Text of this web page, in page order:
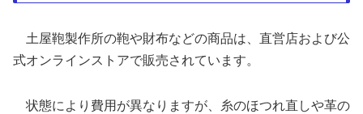
土屋鞄製作所の鞄や財布などの商品は、直営店および公
式オンラインストアで販売されています。
状態により費用が異なりますが、糸のほつれ直しや革の